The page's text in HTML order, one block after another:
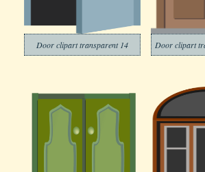
Door clipart transparent 14